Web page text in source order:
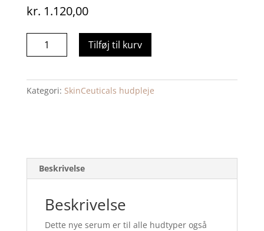
kr. 1.120,00
ML.
antal
Tilføj til kurv
Kategori: SkinCeuticals hudpleje
Beskrivelse
Beskrivelse
Dette nye serum er til alle hudtyper også